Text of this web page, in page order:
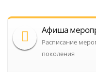
Афиша
Расписание
поколения